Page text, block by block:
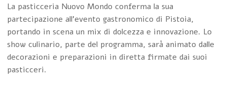
La pasticceria Nuovo Mondo conferma la sua
partecipazione all’evento gastronomico di Pistoia,
portando in scena un mix di dolcezza e innovazione. Lo
show culinario, parte del programma, sarà animato dalle
decorazioni e preparazioni in diretta firmate dai suoi
pasticceri.